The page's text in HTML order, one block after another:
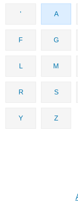
' A
F G
L M
R S
Y Z